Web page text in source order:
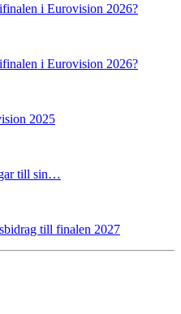
i Eurovision 2026?
i Eurovision 2026?
2025
till sin…
till finalen 2027